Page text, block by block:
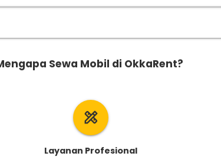
Sewa Mobil di OkkaRent?
design_services
Layanan Profesional